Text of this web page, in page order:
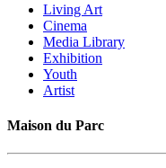
Living Art
Cinema
Media Library
Exhibition
Youth
Artist
Maison du Parc